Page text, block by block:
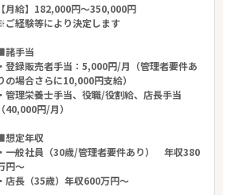
【月給】182,000円～350,000円
ご経験等により決定します
諸手当
・登録販売者手当：5,000円/月（管理者要件あ
の場合さらに10,000円支給）
・管理栄養士手当、役職/役割給、店長手当
（40,000円/月）
想定年収
・一般社員（30歳/管理者要件あり） 年収380
円～
・店長（35歳）年収600万円～